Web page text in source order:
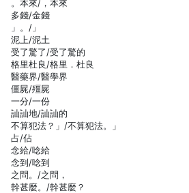
。本來/，本來
多錢/金錢
」。/」
泥上/泥土
受了驚了/受了驚的
格里杜良/格里．杜良
醫藥界/醫學界
僵屍/殭屍
一分/一份
訕訕地/訕訕的
不算犯法？」/不算犯法。」
占/佔
念給/唸給
念到/唸到
之問。/之問，
幹甚麼。/幹甚麼？